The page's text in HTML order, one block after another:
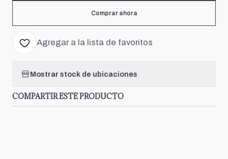
Comprar ahora
Agregar a la lista de favoritos
Mostrar stock de ubicaciones
COMPARTIR ESTE PRODUCTO